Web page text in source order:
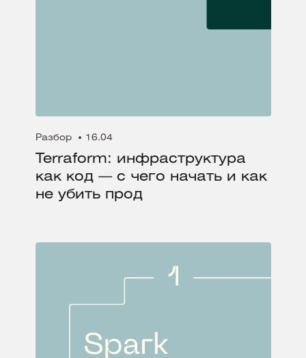
Разбор 16.04
Terraform: инфраструктура
как код — с чего начать и как
не убить прод